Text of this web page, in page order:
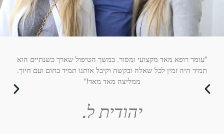
"עומר רופא מאד מקצועי ומסור. במשך הטיפול שארך כשנתיים הוא
תמיד היה זמין לכל שאלה ובקשה וקיבל אותנו תמיד בחום ועם חיוך.
ממליצה מאד מאד!"
יהודית ל.